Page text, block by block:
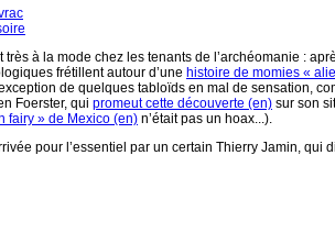
très à la mode chez les tenants de l’archéomanie :
frétillent autour d’une histoire de momies «
de quelques tabloïds en mal de sensation,
Foerster, qui promeut cette découverte (en) sur son
fairy » de Mexico (en) n’était pas un hoax...).
pour l’essentiel par un certain Thierry Jamin, qui